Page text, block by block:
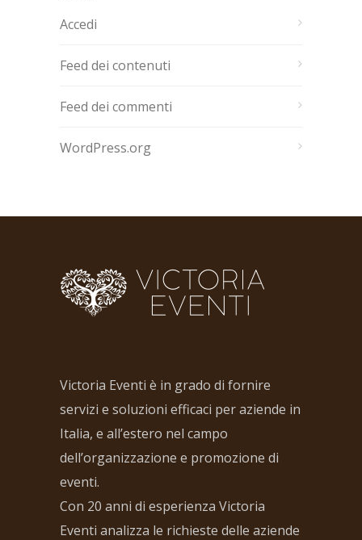
Accedi
Feed dei contenuti
Feed dei commenti
WordPress.org
Victoria Eventi è in grado di fornire
servizi e soluzioni efficaci per aziende in
Italia, e all’estero nel campo
dell’organizzazione e promozione di
eventi.
Con 20 anni di esperienza Victoria
Eventi analizza le richieste delle aziende